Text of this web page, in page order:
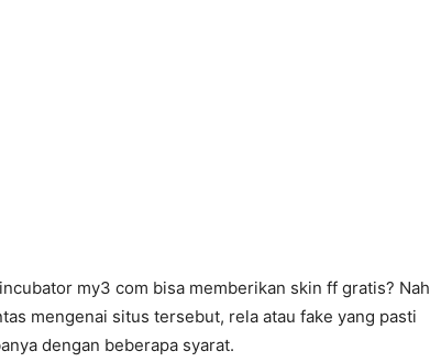
my3 com bisa memberikan skin ff gratis? Nah
mengenai situs tersebut, rela atau fake yang pasti
dengan beberapa syarat.